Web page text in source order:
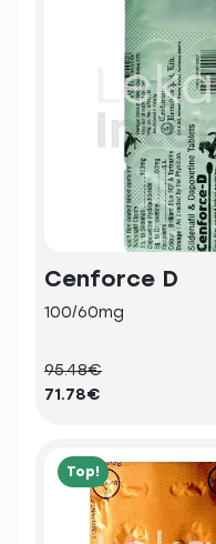
Cenforce D
100/60mg
95.48€
71.78€
Top!